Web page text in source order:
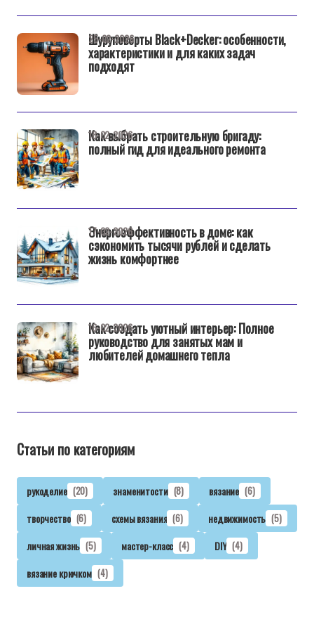
Шуруповерты Black+Decker: особенности,
характеристики и для каких задач
подходят
25-02-2026
Как выбрать строительную бригаду:
полный гид для идеального ремонта
18-02-2026
Энергоэффективность в доме: как
сэкономить тысячи рублей и сделать
жизнь комфортнее
17-02-2026
Как создать уютный интерьер: Полное
руководство для занятых мам и
любителей домашнего тепла
16-02-2026
Статьи по категориям
рукоделие (20) знаменитости (8) вязание (6)
творчество (6) схемы вязания (6) недвижимость (5)
личная жизнь (5) мастер-класс (4) DIY (4)
вязание крючком (4)